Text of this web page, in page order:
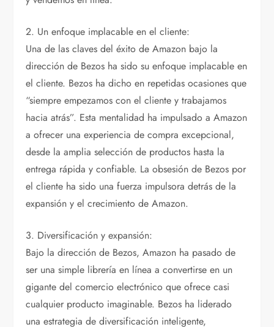
2. Un enfoque implacable en el cliente:
Una de las claves del éxito de Amazon bajo la
dirección de Bezos ha sido su enfoque implacable en
el cliente. Bezos ha dicho en repetidas ocasiones que
“siempre empezamos con el cliente y trabajamos
hacia atrás”. Esta mentalidad ha impulsado a Amazon
a ofrecer una experiencia de compra excepcional,
desde la amplia selección de productos hasta la
entrega rápida y confiable. La obsesión de Bezos por
el cliente ha sido una fuerza impulsora detrás de la
expansión y el crecimiento de Amazon.
3. Diversificación y expansión:
Bajo la dirección de Bezos, Amazon ha pasado de
ser una simple librería en línea a convertirse en un
gigante del comercio electrónico que ofrece casi
cualquier producto imaginable. Bezos ha liderado
una estrategia de diversificación inteligente,